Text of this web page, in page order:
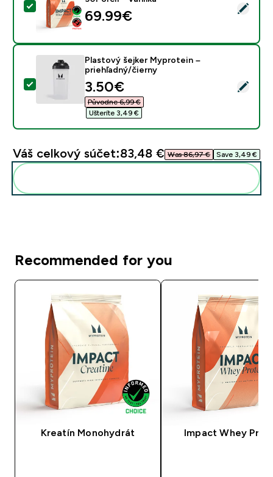
Vybrať tento produkt - Impact Whey Proteín - 900G
69.99€‎
Vybrať tento produkt - Plastový šejker Myprotein –
Plastový šejker Myprotein –
priehľadný/čierny
discounted price
3.50€‎
Původne 6,99 €‎
Ušteríte 3,49 €‎
Váš celkový súčet:83,48 €‎ Was 86,97 €‎ Save 3,49 €‎
Recommended for you
Kreatín Monohydrát Impact Whey